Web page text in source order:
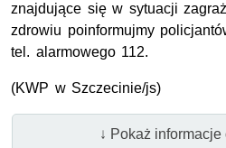
znajdujące się w sytuacji
zdrowiu poinformujmy
tel. alarmowego 112.
(KWP w Szczecinie/js)
↓ Pokaż informacje